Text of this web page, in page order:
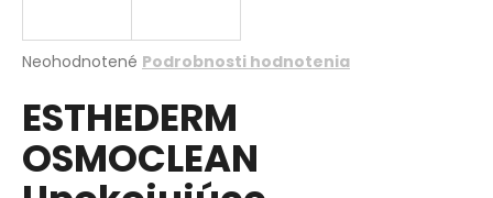
Priemerné
produktu
je
0,0
z
5
Neohodnotené Podrobnosti hodnotenia
ESTHEDERM
OSMOCLEAN
j
ť
?